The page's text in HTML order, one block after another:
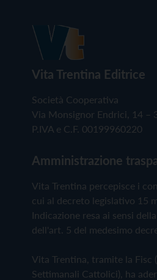
Vita Trentina Editrice
Società Cooperativa
Via Monsignor Endrici, 14 –
P.IVA e C.F. 00199960220
Amministrazione
Vita Trentina percepisce i
cui al decreto legislativo 15
Indicazione resa ai sensi
dell'art. 5 del medesimo
Vita Trentina, tramite la Fisc
Settimanali Cattolici), ha